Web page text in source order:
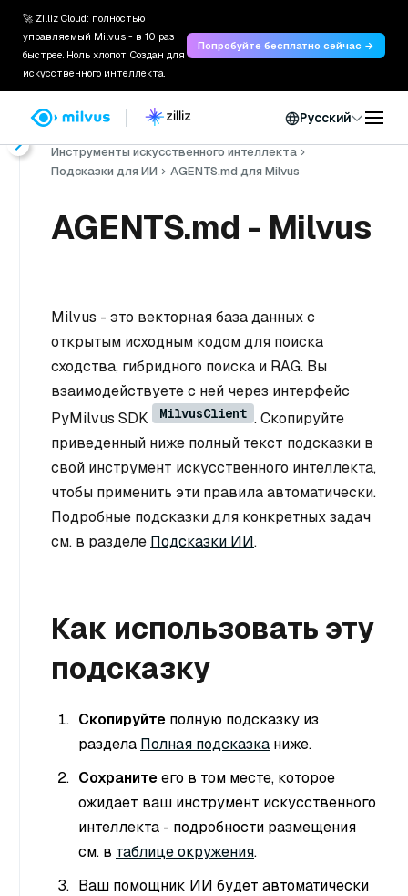
🚀 Zilliz Cloud: полностью
управляемый Milvus - в 10 раз
быстрее. Ноль хлопот. Создан для
искусственного интеллекта.
Попробуйте бесплатно сейчас →
Русский
Инструменты искусственного интеллекта
Подсказки для ИИ
AGENTS.md для Milvus
AGENTS.md - Milvus
Milvus - это векторная база данных с
открытым исходным кодом для поиска
сходства, гибридного поиска и RAG. Вы
взаимодействуете с ней через интерфейс
PyMilvus SDK
MilvusClient . Скопируйте
приведенный ниже полный текст подсказки в
свой инструмент искусственного интеллекта,
чтобы применить эти правила автоматически.
Подробные подсказки для конкретных задач
см. в разделе Подсказки ИИ.
Как использовать эту
подсказку
Скопируйте полную подсказку из
раздела Полная подсказка ниже.
Сохранитеего в том месте, которое
ожидает ваш инструмент искусственного
интеллекта - подробности размещения
см. в таблице окружения.
Ваш помощник ИИ будет автоматически